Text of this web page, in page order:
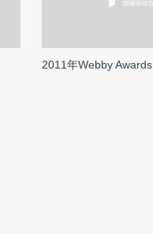
2011年Webby Awards